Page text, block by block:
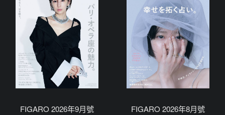
FIGARO 2026年9月號 FIGARO 2026年8月號